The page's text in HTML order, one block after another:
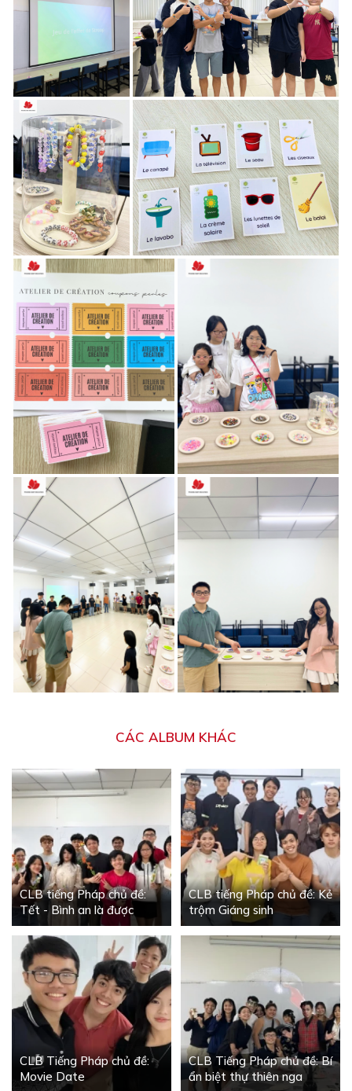
CÁC ALBUM KHÁC
CLB tiếng Pháp chủ đề:
Tết - Bình an là được
CLB tiếng Pháp chủ đề: Kẻ
trộm Giáng sinh
CLB Tiếng Pháp chủ đề:
Movie Date
CLB Tiếng Pháp chủ đề: Bí
ẩn biệt thự thiên nga